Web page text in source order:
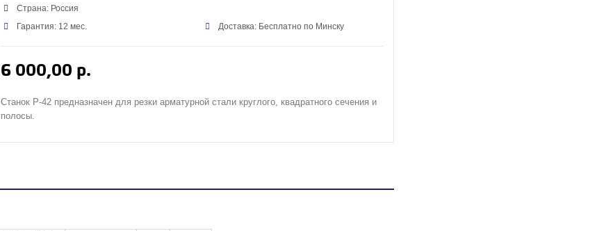
Страна: Россия
Гарантия: 12 мес.
Доставка: Бесплатно по Минску
6 000,00 р.
Станок Р-42 предназначен для резки арматурной стали круглого, квадратного сечения и
полосы.